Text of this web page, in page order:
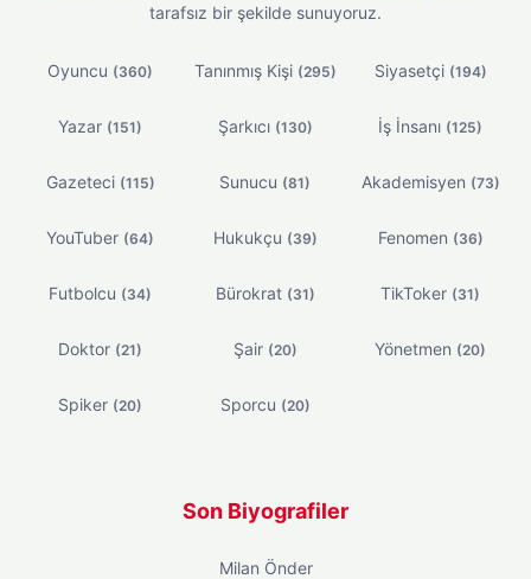
tarafsız bir şekilde sunuyoruz.
Oyuncu (360) Tanınmış Kişi (295) Siyasetçi (194)
Yazar (151) Şarkıcı (130) İş İnsanı (125)
Gazeteci (115) Sunucu (81) Akademisyen (73)
YouTuber (64) Hukukçu (39) Fenomen (36)
Futbolcu (34) Bürokrat (31) TikToker (31)
Doktor (21) Şair (20) Yönetmen (20)
Spiker (20) Sporcu (20)
Son Biyografiler
Milan Önder